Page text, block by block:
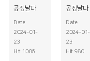
공장날다
Date
2024-01-
23
Hit 1006
공장날다
Date
2024-01-
23
Hit 980